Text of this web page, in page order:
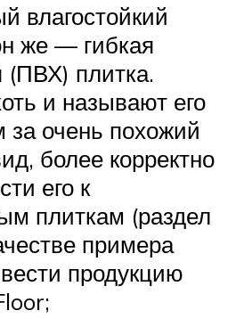
влагостойкий
же — гибкая
(ПВХ) плитка.
и называют его
за очень похожий
более корректно
его к
плиткам (раздел
примера
продукцию